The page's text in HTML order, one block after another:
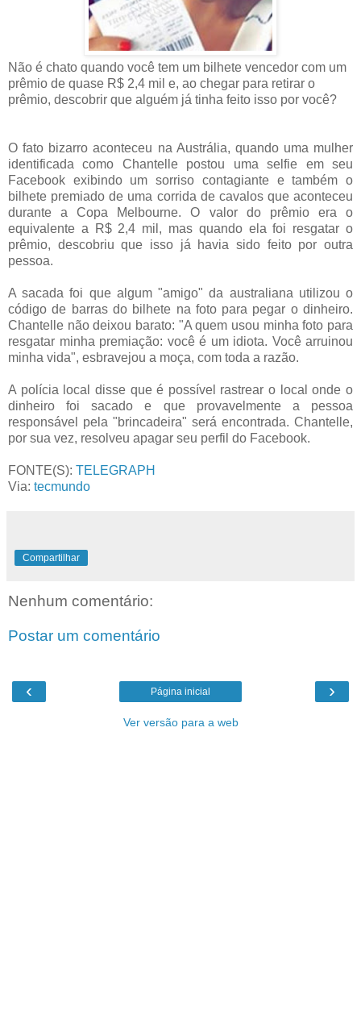
Não é chato quando você tem um bilhete vencedor com um
prêmio de quase R$ 2,4 mil e, ao chegar para retirar o
prêmio, descobrir que alguém já tinha feito isso por você?
O fato bizarro aconteceu na Austrália, quando uma mulher
identificada como Chantelle postou uma selfie em seu
Facebook exibindo um sorriso contagiante e também o
bilhete premiado de uma corrida de cavalos que aconteceu
durante a Copa Melbourne. O valor do prêmio era o
equivalente a R$ 2,4 mil, mas quando ela foi resgatar o
prêmio, descobriu que isso já havia sido feito por outra
pessoa.
A sacada foi que algum "amigo" da australiana utilizou o
código de barras do bilhete na foto para pegar o dinheiro.
Chantelle não deixou barato: "A quem usou minha foto para
resgatar minha premiação: você é um idiota. Você arruinou
minha vida", esbravejou a moça, com toda a razão.
A polícia local disse que é possível rastrear o local onde o
dinheiro foi sacado e que provavelmente a pessoa
responsável pela "brincadeira" será encontrada. Chantelle,
por sua vez, resolveu apagar seu perfil do Facebook.
FONTE(S): TELEGRAPH
Via: tecmundo
Compartilhar
Nenhum comentário:
Postar um comentário
‹ ›
Página inicial
Ver versão para a web